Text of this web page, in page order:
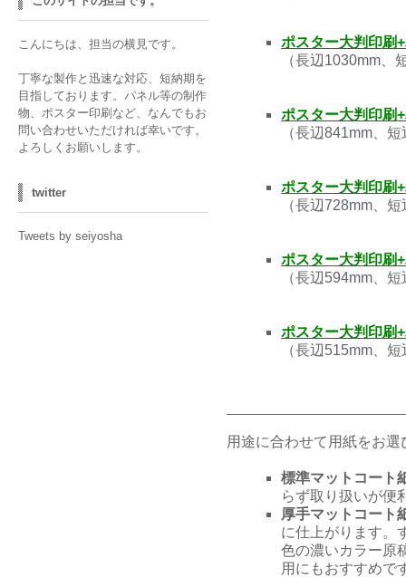
ポスター大判印刷
（長辺1030mm
ポスター大判印刷
（長辺841mm、
ポスター大判印刷
（長辺728mm、
ポスター大判印刷
（長辺594mm、
ポスター大判印刷
（長辺515mm、
用途に合わせて用紙をお
標準マットコート
らず取り扱いが便
厚手マットコート
に仕上がります。
色の濃いカラー原
用にもおすすめで
こんにちは、担当の横見です。
丁寧な製作と迅速な対応、短納期を
目指しております。パネル等の制作
物、ポスター印刷など、なんでもお
問い合わせいただければ幸いです。
よろしくお願いします。
twitter
Tweets by seiyosha